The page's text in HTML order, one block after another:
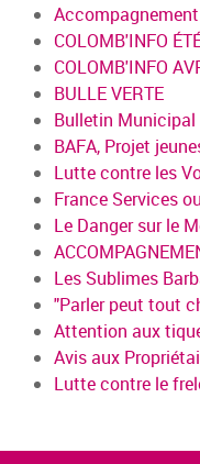
COLOMB'INFO
COLOMB'INFO
BULLE VERTE
Bulletin Municipal
BAFA, Projet
Lutte contre les
France Services
Le Danger sur le
Les Sublimes
"Parler peut tout
Attention aux
Avis aux
Lutte contre le